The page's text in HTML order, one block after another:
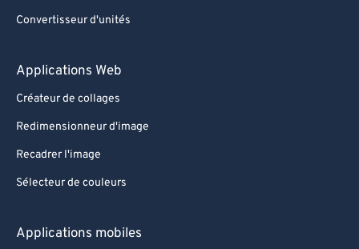
Convertisseur d'unités
Applications Web
Créateur de collages
Redimensionneur d'image
Recadrer l'image
Sélecteur de couleurs
Applications mobiles